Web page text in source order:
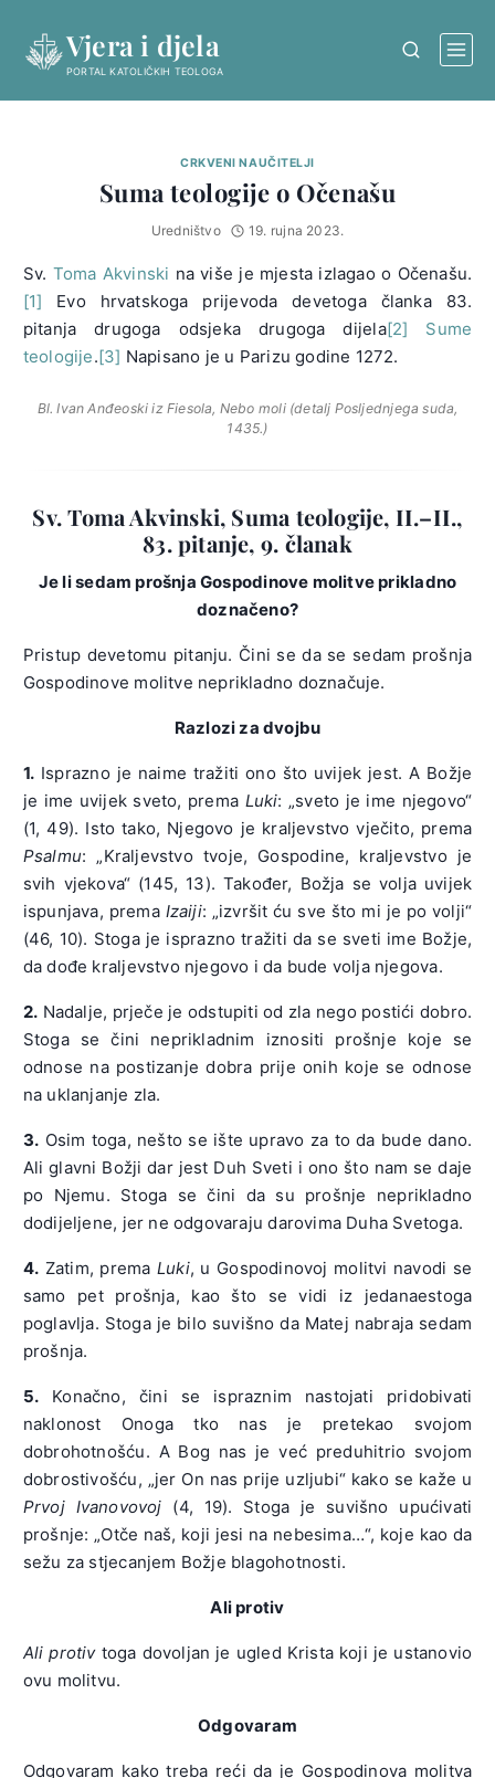
content
Vjera i djela
PORTAL KATOLIČKIH TEOLOGA
CRKVENI NAUČITELJI
Suma teologije o Očenašu
Uredništvo 19. rujna 2023.
Sv. Toma Akvinski na više je mjesta izlagao o Očenašu.
[1] Evo hrvatskoga prijevoda devetoga članka 83.
pitanja drugoga odsjeka drugoga dijela[2]
Sume
teologije.[3] Napisano je u Parizu godine 1272.
Bl. Ivan Anđeoski iz Fiesola, Nebo moli (detalj Posljednjega suda,
1435.)
Sv. Toma Akvinski, Suma teologije, II.–II.,
83. pitanje, 9. članak
Je li sedam prošnja Gospodinove molitve prikladno
doznačeno?
Pristup devetomu pitanju. Čini se da se sedam prošnja
Gospodinove molitve neprikladno doznačuje.
Razlozi za dvojbu
1. Isprazno je naime tražiti ono što uvijek jest. A Božje
je ime uvijek sveto, prema Luki: „sveto je ime njegovo“
(1, 49). Isto tako, Njegovo je kraljevstvo vječito, prema
Psalmu: „Kraljevstvo tvoje, Gospodine, kraljevstvo je
svih vjekova“ (145, 13). Također, Božja se volja uvijek
ispunjava, prema Izaiji: „izvršit ću sve što mi je po volji“
(46, 10). Stoga je isprazno tražiti da se sveti ime Božje,
da dođe kraljevstvo njegovo i da bude volja njegova.
2. Nadalje, prječe je odstupiti od zla nego postići dobro.
Stoga se čini neprikladnim iznositi prošnje koje se
odnose na postizanje dobra prije onih koje se odnose
na uklanjanje zla.
3. Osim toga, nešto se ište upravo za to da bude dano.
Ali glavni Božji dar jest Duh Sveti i ono što nam se daje
po Njemu. Stoga se čini da su prošnje neprikladno
dodijeljene, jer ne odgovaraju darovima Duha Svetoga.
4. Zatim, prema Luki, u Gospodinovoj molitvi navodi se
samo pet prošnja, kao što se vidi iz jedanaestoga
poglavlja. Stoga je bilo suvišno da Matej nabraja sedam
prošnja.
5. Konačno, čini se ispraznim nastojati pridobivati
naklonost Onoga tko nas je pretekao svojom
dobrohotnošću. A Bog nas je već preduhitrio svojom
dobrostivošću, „jer On nas prije uzljubi“ kako se kaže u
Prvoj Ivanovovoj (4, 19). Stoga je suvišno upućivati
prošnje: „Otče naš, koji jesi na nebesima…“, koje kao da
sežu za stjecanjem Božje blagohotnosti.
Ali protiv
Ali protivtoga dovoljan je ugled Krista koji je ustanovio
ovu molitvu.
Odgovaram
Odgovaram kako treba reći da je Gospodinova molitva